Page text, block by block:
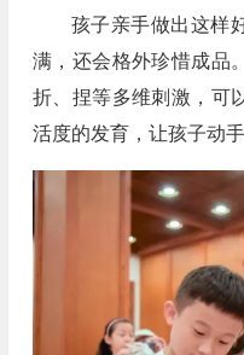
孩子亲手做出这样
满，还会格外珍惜成品
折、捏等多维刺激，可
活度的发育，让孩子动手